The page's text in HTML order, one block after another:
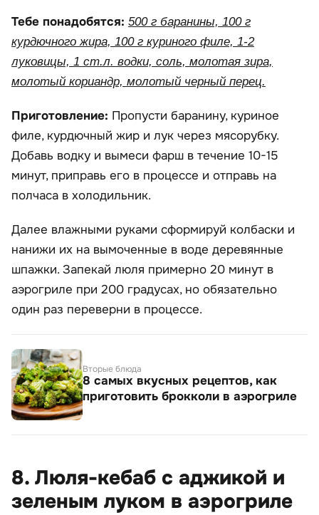
Тебе понадобятся: 500 г баранины, 100 г
курдючного жира, 100 г куриного филе, 1-2
луковицы, 1 ст.л. водки, соль, молотая зира,
молотый кориандр, молотый черный перец.
Приготовление: Пропусти баранину, куриное
филе, курдючный жир и лук через мясорубку.
Добавь водку и вымеси фарш в течение 10-15
минут, приправь его в процессе и отправь на
полчаса в холодильник.
Далее влажными руками сформируй колбаски и
нанижи их на вымоченные в воде деревянные
шпажки. Запекай люля примерно 20 минут в
аэрогриле при 200 градусах, но обязательно
один раз переверни в процессе.
Вторые блюда
8 самых вкусных рецептов, как
приготовить брокколи в аэрогриле
8. Люля-кебаб с аджикой и
зеленым луком в аэрогриле